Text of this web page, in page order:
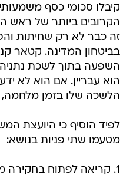
קיבלו סכומי כסף
הקרובים ביותר של ראש
זה כבר לא רק שחיתות
בביטחון המדינה. קטאר
השפעה בתוך לשכת
הוא עבריין. אם הוא לא
הלשכה שלו בזמן מלחמה,
לפיד הוסיף כי היועצת
מטעמו שתי פניות בנושא:
1. קריאה לפתוח